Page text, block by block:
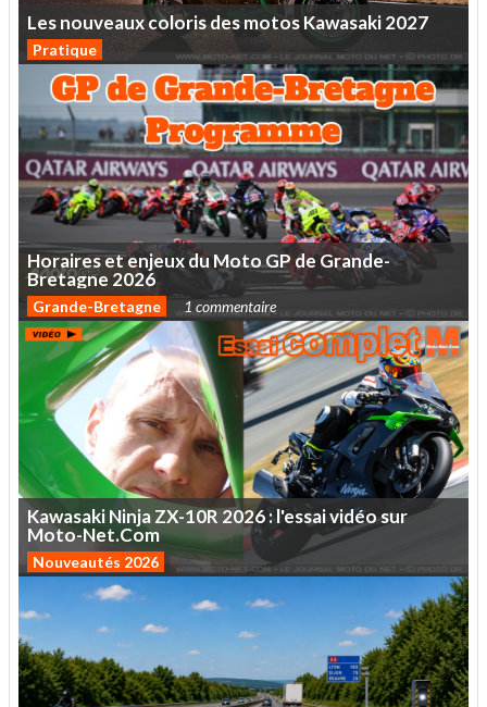
LesnouveauxcolorisdesmotosKawasaki2027
Pratique
HorairesetenjeuxduMotoGPdeGrande-
Bretagne 2026
Grande-Bretagne 1 commentaire
KawasakiNinjaZX-10R2026:l'essaividéosur
Moto-Net.Com
Nouveautés 2026